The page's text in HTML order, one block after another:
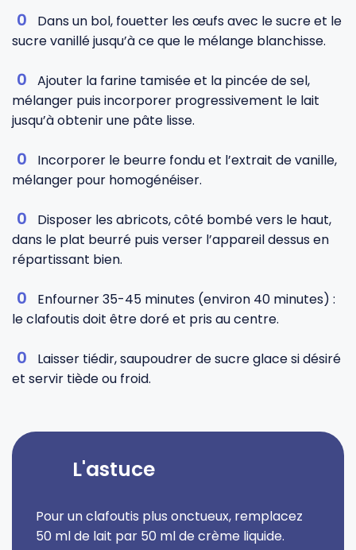
Dans un bol, fouetter les œufs avec le sucre et le
sucre vanillé jusqu’à ce que le mélange blanchisse.
Ajouter la farine tamisée et la pincée de sel,
mélanger puis incorporer progressivement le lait
jusqu’à obtenir une pâte lisse.
Incorporer le beurre fondu et l’extrait de vanille,
mélanger pour homogénéiser.
Disposer les abricots, côté bombé vers le haut,
dans le plat beurré puis verser l’appareil dessus en
répartissant bien.
Enfourner 35-45 minutes (environ 40 minutes) :
le clafoutis doit être doré et pris au centre.
Laisser tiédir, saupoudrer de sucre glace si désiré
et servir tiède ou froid.
L'astuce
Pour un clafoutis plus onctueux, remplacez
50 ml de lait par 50 ml de crème liquide.